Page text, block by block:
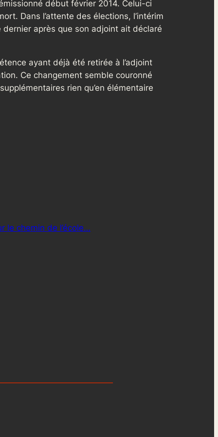
début février 2014. Celui-ci
Dans l’attente des élections, l’intérim
après que son adjoint ait déclaré
ayant déjà été retirée à l’adjoint
Ce changement semble couronné
rien qu’en élémentaire
le chemin de l’école…